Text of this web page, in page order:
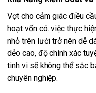
Vợt cho cảm giác điều
hoạt vốn có, việc thực
nhỏ trên lưới trở nên dễ
dẻo cao, độ chính xác
tinh vi sẽ không thể sắc
chuyên nghiệp.